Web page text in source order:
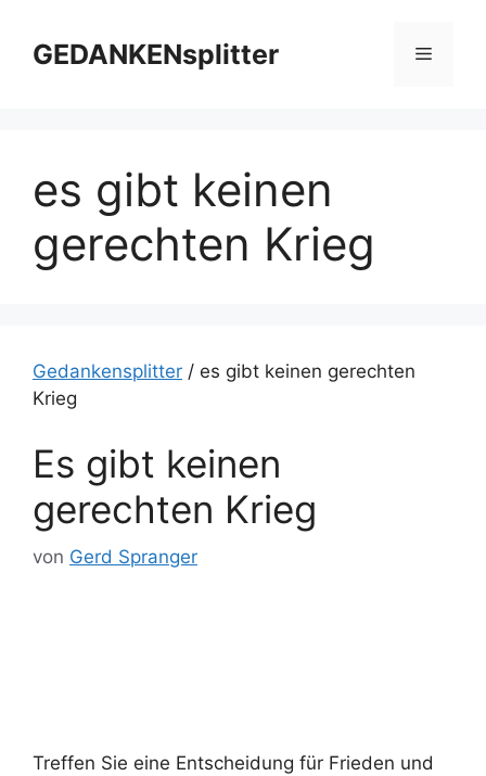
Inhalt
springen
GEDANKENsplitter Menü
es gibt keinen
gerechten Krieg
Gedankensplitter / es gibt keinen gerechten
Krieg
Es gibt keinen
gerechten Krieg
von Gerd Spranger
Treffen Sie eine Entscheidung für Frieden und